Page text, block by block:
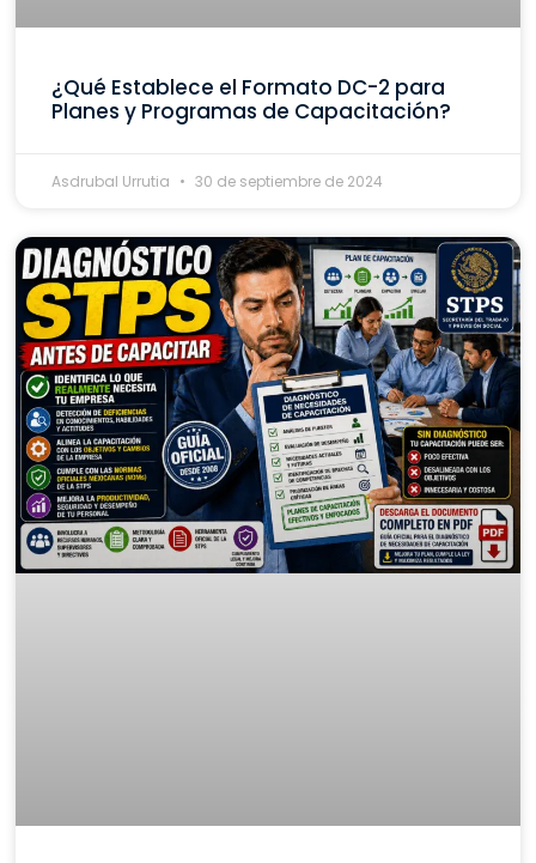
¿Qué Establece el Formato DC-2 para
Planes y Programas de Capacitación?
Asdrubal Urrutia 30 de septiembre de 2024